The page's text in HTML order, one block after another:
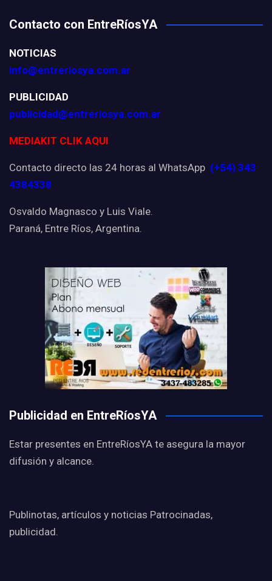
Contacto con EntreRíosYA
NOTICIAS
info@entreriosya.com.ar
PUBLICIDAD
publicidad@entreriosya.com.ar
MEDIAKIT CLIK AQUI
Contacto directo las 24 horas al WhatsApp (+54) 343
4384338
Osvaldo Magnasco y Luis Viale.
Paraná, Entre Ríos, Argentina.
Publicidad en EntreRíosYA
Estar presentes en EntreRíosYA te asegura la mayor
difusión y alcance.
Publinotas, artículos y noticias Patrocinadas,
publicidad.